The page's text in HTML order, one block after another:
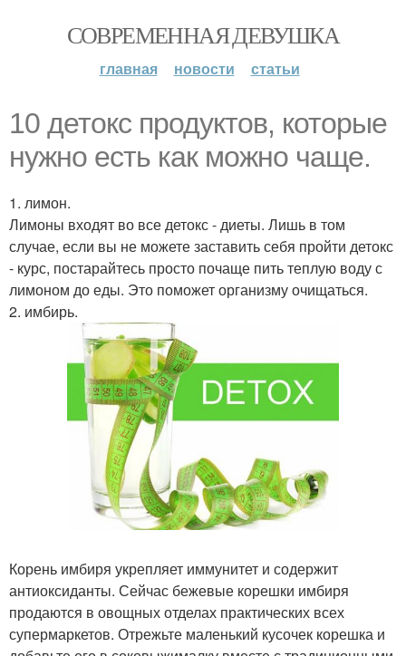
СОВРЕМЕННАЯ ДЕВУШКА
главная новости статьи
10 детокс продуктов, которые
нужно есть как можно чаще.
1. лимон.
Лимоны входят во все детокс - диеты. Лишь в том
случае, если вы не можете заставить себя пройти детокс
- курс, постарайтесь просто почаще пить теплую воду с
лимоном до еды. Это поможет организму очищаться.
2. имбирь.
Корень имбиря укрепляет иммунитет и содержит
антиоксиданты. Сейчас бежевые корешки имбиря
продаются в овощных отделах практических всех
супермаркетов. Отрежьте маленький кусочек корешка и